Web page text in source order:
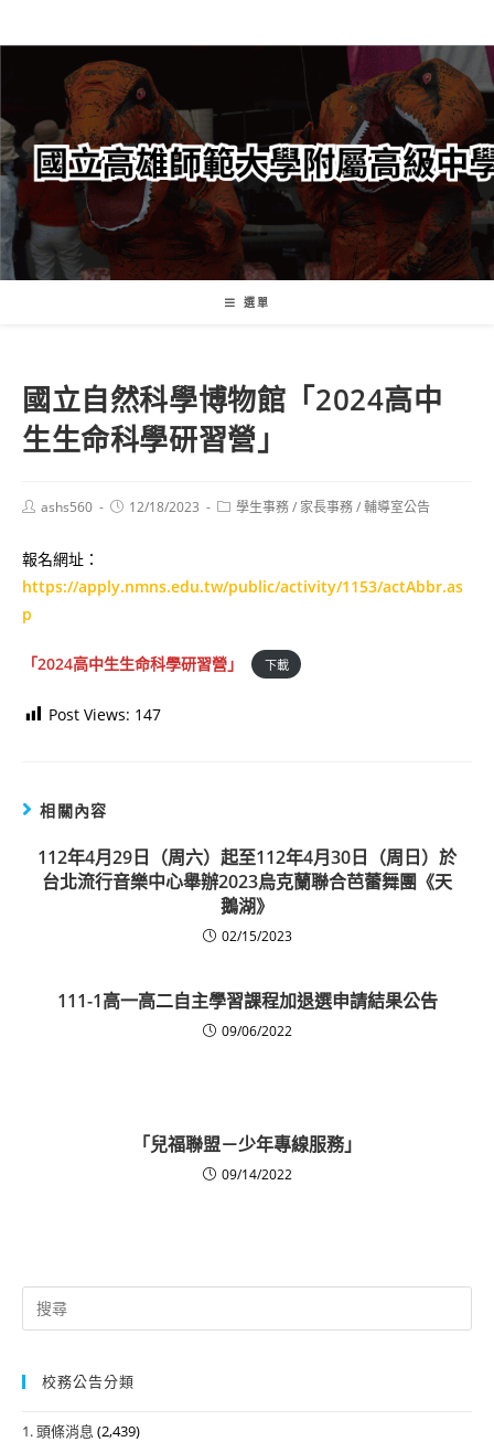
轉
要
內
容
選單
國立自然科學博物館「2024高中
生生命科學研習營」
Postashs560
Post12/18/2023
Post學生事務/ 家長事務/輔導室公告
報名網址：
https://apply.nmns.edu.tw/public/activity/1153/actAbbr.as
p
「2024高中生生命科學研習營」 下載
Post Views: 147
相關內容
112年4月29日（周六）起至112年4月30日（周日）於
台北流行音樂中心舉辦2023烏克蘭聯合芭蕾舞團《天
鵝湖》
02/15/2023
111-1高一高二自主學習課程加退選申請結果公告
09/06/2022
「兒福聯盟－少年專線服務」
09/14/2022
Search
for:
校務公告分類
1. 頭條消息 (2,439)